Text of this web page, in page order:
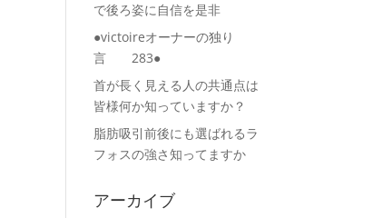
で後ろ姿に自信を是非
●victoireオーナーの独り
言 283●
首が長く見える人の共通点は
皆様何か知っていますか？
脂肪吸引前後にも選ばれるラ
フォスの強さ知ってますか
アーカイブ